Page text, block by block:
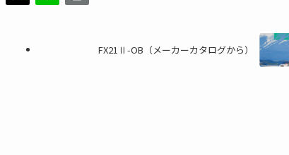
FX21Ⅱ-OB（メーカーカタログから）